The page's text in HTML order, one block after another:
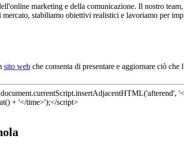
marketing e della comunicazione. Il nostro
stabiliamo obiettivi realistici e lavoriamo per
sito web che consenta di presentare e aggiornare ciò